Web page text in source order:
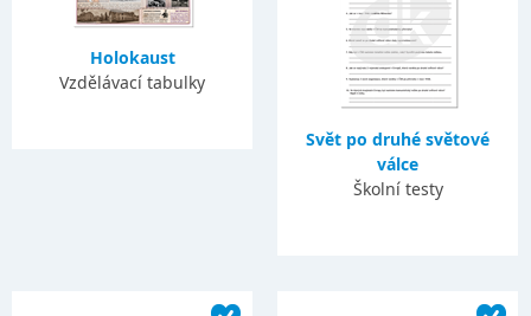
Holokaust
Vzdělávací tabulky
Svět po druhé světové
válce
Školní testy